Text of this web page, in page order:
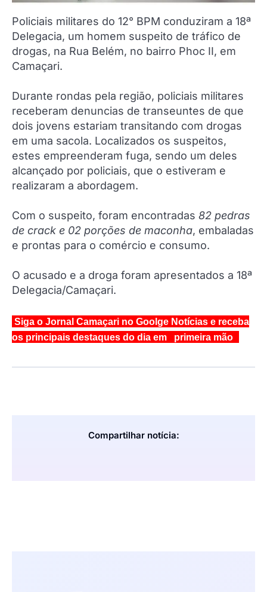
Policiais militares do 12° BPM conduziram a 18ª
Delegacia, um homem suspeito de tráfico de
drogas, na Rua Belém, no bairro Phoc II, em
Camaçari.
Durante rondas pela região, policiais militares
receberam denuncias de transeuntes de que
dois jovens estariam transitando com drogas
em uma sacola. Localizados os suspeitos,
estes empreenderam fuga, sendo um deles
alcançado por policiais, que o estiveram e
realizaram a abordagem.
Com o suspeito, foram encontradas 82 pedras
de crack e 02 porções de maconha, embaladas
e prontas para o comércio e consumo.
O acusado e a droga foram apresentados a 18ª
Delegacia/Camaçari.
Siga o Jornal Camaçari no Goolge Notícias e receba
os principais destaques do dia em primeira mão
Compartilhar notícia: